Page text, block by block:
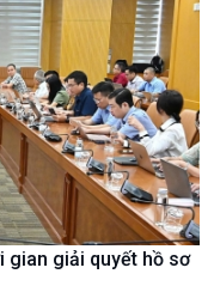
gian giải quyết hồ sơ